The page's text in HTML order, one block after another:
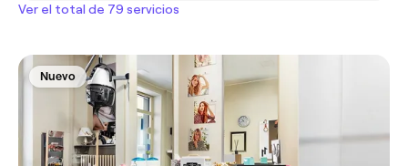
Ver el total de 79 servicios
Nuevo